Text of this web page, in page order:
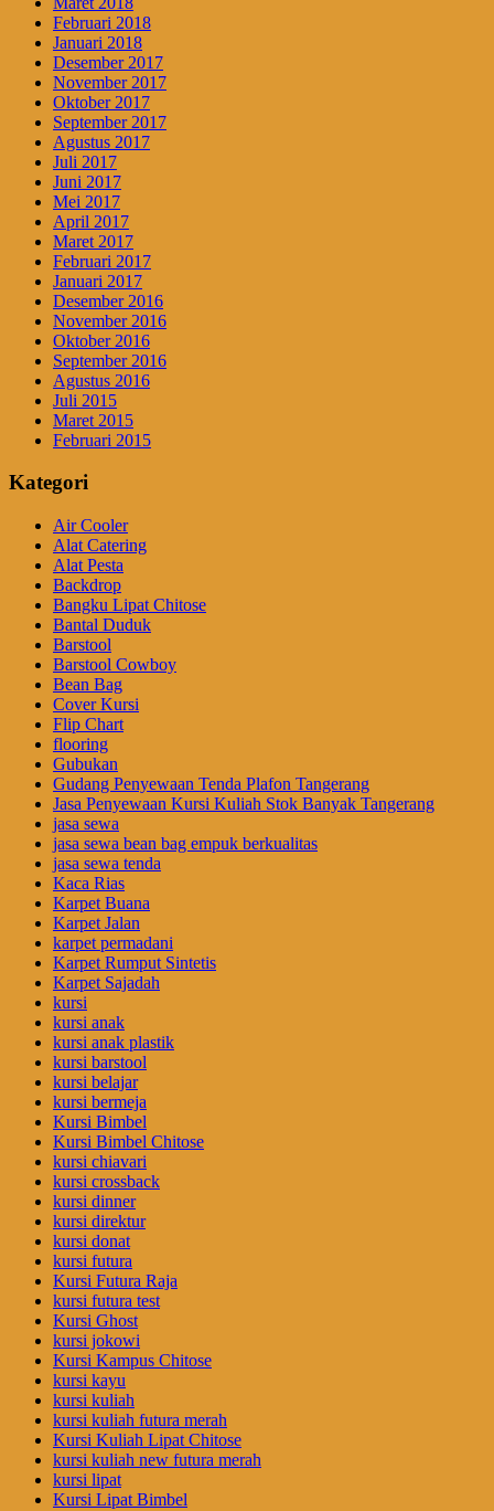
Februari 2018
Januari 2018
Desember 2017
November 2017
Oktober 2017
September 2017
Agustus 2017
Juli 2017
Juni 2017
Mei 2017
April 2017
Maret 2017
Februari 2017
Januari 2017
Desember 2016
November 2016
Oktober 2016
September 2016
Agustus 2016
Juli 2015
Maret 2015
Februari 2015
Kategori
Air Cooler
Alat Catering
Alat Pesta
Backdrop
Bangku Lipat Chitose
Bantal Duduk
Barstool
Barstool Cowboy
Bean Bag
Cover Kursi
Flip Chart
flooring
Gubukan
Gudang Penyewaan Tenda Plafon Tangerang
Jasa Penyewaan Kursi Kuliah Stok Banyak Tangerang
jasa sewa
jasa sewa bean bag empuk berkualitas
jasa sewa tenda
Kaca Rias
Karpet Buana
Karpet Jalan
karpet permadani
Karpet Rumput Sintetis
Karpet Sajadah
kursi
kursi anak
kursi anak plastik
kursi barstool
kursi belajar
kursi bermeja
Kursi Bimbel
Kursi Bimbel Chitose
kursi chiavari
kursi crossback
kursi dinner
kursi direktur
kursi donat
kursi futura
Kursi Futura Raja
kursi futura test
Kursi Ghost
kursi jokowi
Kursi Kampus Chitose
kursi kayu
kursi kuliah
kursi kuliah futura merah
Kursi Kuliah Lipat Chitose
kursi kuliah new futura merah
kursi lipat
Kursi Lipat Bimbel